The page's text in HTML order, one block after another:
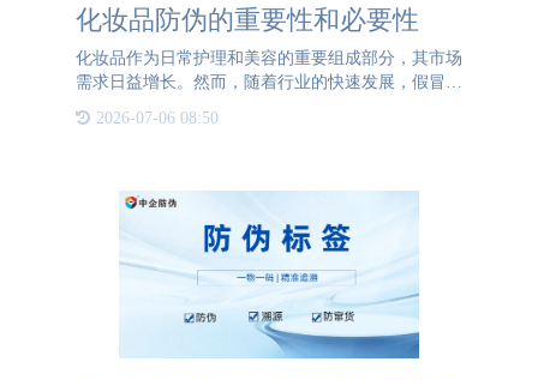
化妆品防伪的重要性和必要性
化妆品作为日常护理和美容的重要组成部分，其市场
需求日益增长。然而，随着行业的快速发展，假冒伪
患。因此，化妆品的防伪工作显得尤为重要和必要。
2026-07-06 08:50